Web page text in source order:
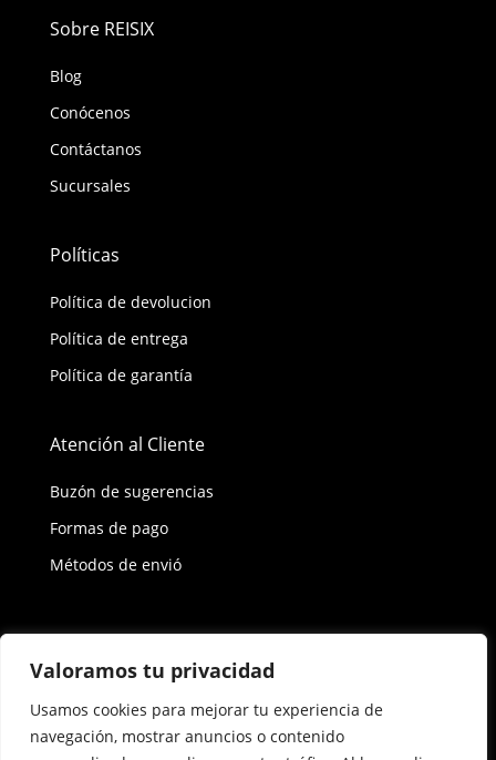
Valoramos tu privacidad
Usamos cookies para mejorar tu experiencia de
navegación, mostrar anuncios o contenido
Sobre REISIX
Blog
Conócenos
Contáctanos
Sucursales
Políticas
Política de devolucion
Política de entrega
Política de garantía
Atención al Cliente
Buzón de sugerencias
Formas de pago
Métodos de envió
Política de privacidad
Copyright © 2026 Reisix. Todos los derechos
reservados.